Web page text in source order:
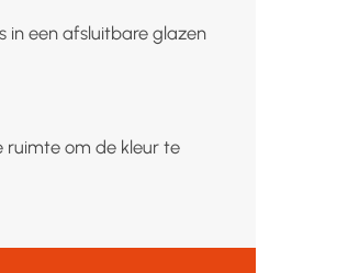
in een afsluitbare glazen
ruimte om de kleur te